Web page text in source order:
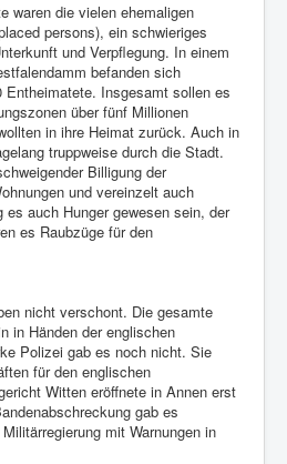
waren die vielen ehemaligen
persons), ein schwieriges
und Verpflegung. In einem
befanden sich
Insgesamt sollen es
über fünf Millionen
in ihre Heimat zurück. Auch in
truppweise durch die Stadt.
Billigung der
und vereinzelt auch
es auch Hunger gewesen sein, der
es Raubzüge für den
nicht verschont. Die gesamte
in Händen der englischen
Polizei gab es noch nicht. Sie
für den englischen
Witten eröffnete in Annen erst
gab es
mit Warnungen in